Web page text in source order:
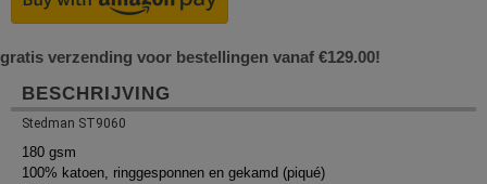
gratis verzending voor bestellingen vanaf €129.00!
BESCHRIJVING
Stedman ST9060
180 gsm
100% katoen, ringgesponnen en gekamd (piqué)